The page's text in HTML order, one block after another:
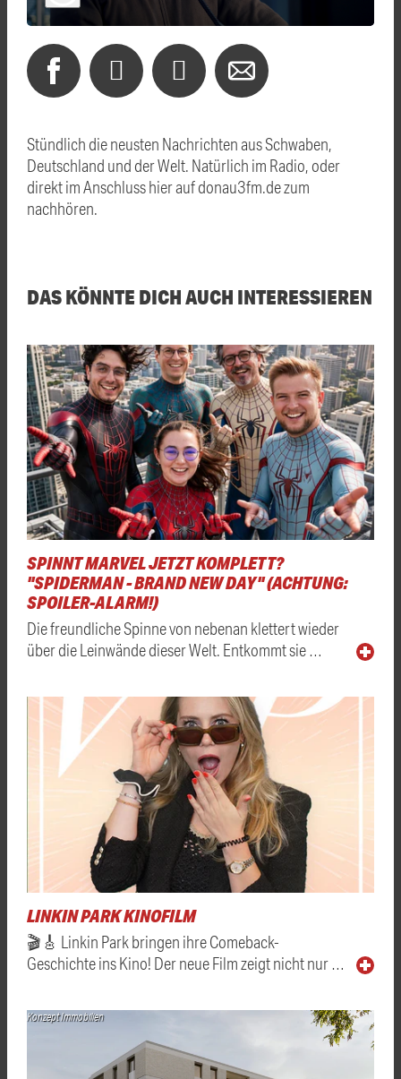
Stündlich die neusten Nachrichten aus Schwaben,
Deutschland und der Welt. Natürlich im Radio, oder
direkt im Anschluss hier auf donau3fm.de zum
nachhören.
DAS KÖNNTE DICH AUCH INTERESSIEREN
SPINNT MARVEL JETZT KOMPLETT?
"SPIDERMAN - BRAND NEW DAY" (ACHTUNG:
SPOILER-ALARM!)
Die freundliche Spinne von nebenan klettert wieder
über die Leinwände dieser Welt. Entkommt sie …
LINKIN PARK KINOFILM
🎬🎸 Linkin Park bringen ihre Comeback-
Geschichte ins Kino! Der neue Film zeigt nicht nur …
Konzept Immobilien